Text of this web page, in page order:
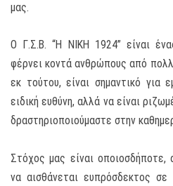
μας.
Ο Γ.Σ.Β. “Η ΝΙΚΗ 1924” είναι
φέρνει κοντά ανθρώπους από
εκ τούτου, είναι σημαντικό για
ειδική ευθύνη, αλλά να είναι
δραστηριοποιούμαστε στην
Στόχος μας είναι
να αισθάνεται ευπρόσδεκτος